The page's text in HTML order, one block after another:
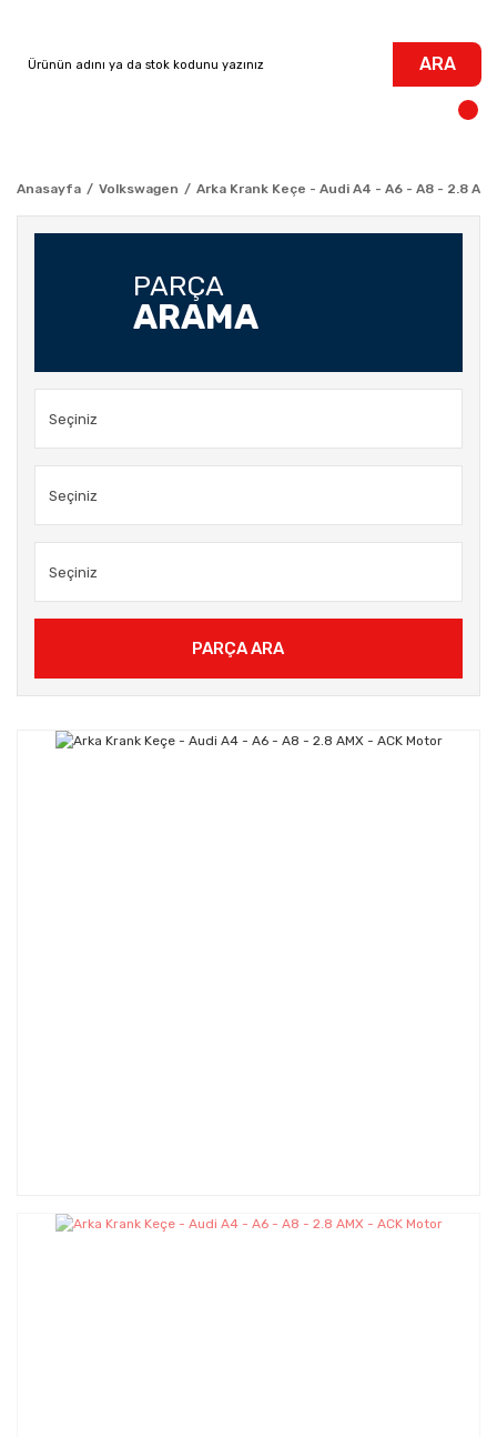
ARA
Anasayfa Volkswagen Arka Krank Keçe - Audi A4 - A6 - A8 - 2.8
PARÇA
ARAMA
PARÇA ARA